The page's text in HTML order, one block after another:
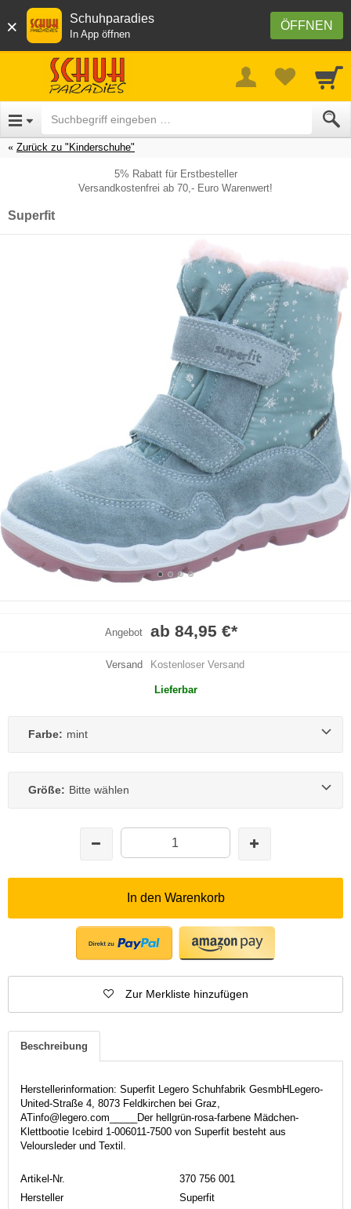
× ÖFFNEN
Schuhparadies
In App öffnen
Zurück zu "Kinderschuhe"
5% Rabatt für Erstbesteller
Versandkostenfrei ab 70,- Euro Warenwert!
Superfit
Angebot ab 84,95 €*
Versand Kostenloser Versand
Lieferbar
Farbe: mint
Größe: Bitte wählen
In den Warenkorb
Zur Merkliste hinzufügen
Beschreibung
Herstellerinformation: Superfit Legero Schuhfabrik GesmbHLegero-
United-Straße 4, 8073 Feldkirchen bei Graz,
ATinfo@legero.com_____Der hellgrün-rosa-farbene Mädchen-
Klettbootie Icebird 1-006011-7500 von Superfit besteht aus
Veloursleder und Textil.
Artikel-Nr.
370 756 001
Hersteller
Superfit